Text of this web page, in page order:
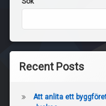
Recent Posts
Att anlita ett